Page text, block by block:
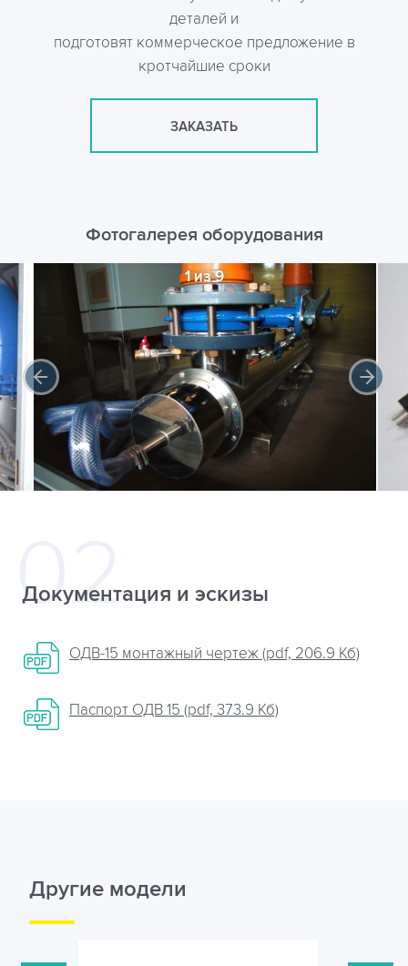
деталей и
подготовят коммерческое предложение в
кротчайшие сроки
ЗАКАЗАТЬ
Фотогалерея оборудования
1 из 9
Документация и эскизы
ОДВ-15 монтажный чертеж (pdf, 206.9 Кб)
Паспорт ОДВ 15 (pdf, 373.9 Кб)
Другие модели